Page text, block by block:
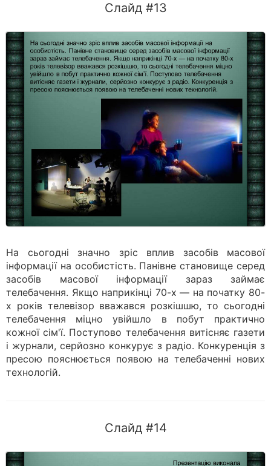
Слайд #13
На сьогодні значно зріс вплив засобів масової
інформації на особистість. Панівне становище серед
засобів масової інформації зараз займає
телебачення. Якщо наприкінці 70-х — на початку 80-
х років телевізор вважався розкішшю, то сьогодні
телебачення міцно увійшло в побут практично
кожної сім'ї. Поступово телебачення витісняє газети
і журнали, серйозно конкурує з радіо. Конкуренція з
пресою пояснюється появою на телебаченні нових
технологій.
Слайд #14